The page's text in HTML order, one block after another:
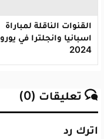
القنوات الناقلة لمباراة
اسبانيا وانجلترا في يورو
2024
تعليقات (0)
اترك رد